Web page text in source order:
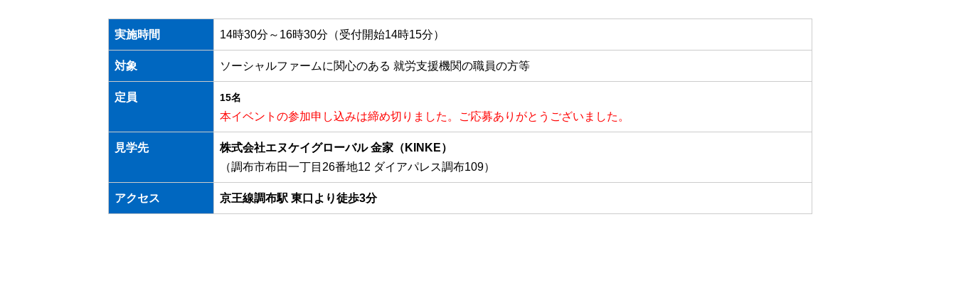
実施時間 14時30分～16時30分（受付開始14時15分）
対象 ソーシャルファームに関心のある 就労支援機関の職員の方等
定員 15名
本イベントの参加申し込みは締め切りました。ご応募ありがとうございました。
見学先
株式会社エヌケイグローバル 金家（KINKE）
（調布市布田一丁目26番地12 ダイアパレス調布109）
アクセス 京王線調布駅 東口より徒歩3分